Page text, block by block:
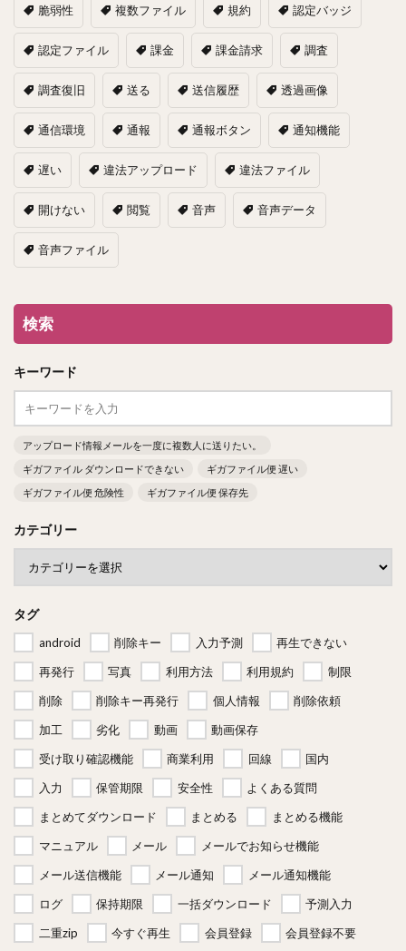
脆弱性 複数ファイル 規約 認定バッジ
認定ファイル 課金 課金請求 調査
調査復旧 送る 送信履歴 透過画像
通信環境 通報 通報ボタン 通知機能
遅い 違法アップロード 違法ファイル
開けない 閲覧 音声 音声データ
音声ファイル
検索
キーワード
アップロード情報メールを一度に複数人に送りたい。
ギガファイル ダウンロードできない
ギガファイル便 遅い
ギガファイル便 危険性
ギガファイル便 保存先
カテゴリー
タグ
android 削除キー 入力予測
再生できない
再発行
写真 利用方法 利用規約
制限
削除
削除キー再発行 個人情報
削除依頼
加工
劣化 動画
動画保存
受け取り確認機能
商業利用 回線
国内
入力
保管期限 安全性
よくある質問
まとめてダウンロード
まとめる
まとめる機能
マニュアル
メール
メールでお知らせ機能
メール送信機能
メール通知
メール通知機能
ログ
保持期限 一括ダウンロード
予測入力
二重zip
今すぐ再生 会員登録
会員登録不要